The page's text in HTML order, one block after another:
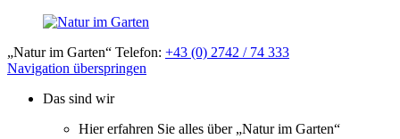
„Natur im Garten“ Telefon: +43 (0) 2742 / 74 333
Navigation überspringen
Das sind wir
Hier erfahren Sie alles über „Natur im Garten“